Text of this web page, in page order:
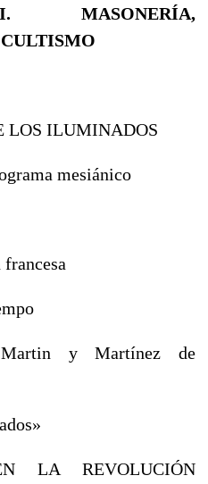
MASONERÍA,
LOS ILUMINADOS
mesiánico
Martin y Martínez de
LA REVOLUCIÓN